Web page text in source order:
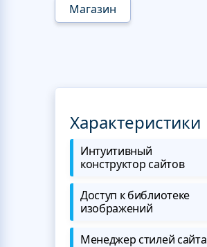
Магазин
Характеристики
Интуитивный
конструктор сайтов
Доступ к библиотеке
изображений
Менеджер стилей сайта